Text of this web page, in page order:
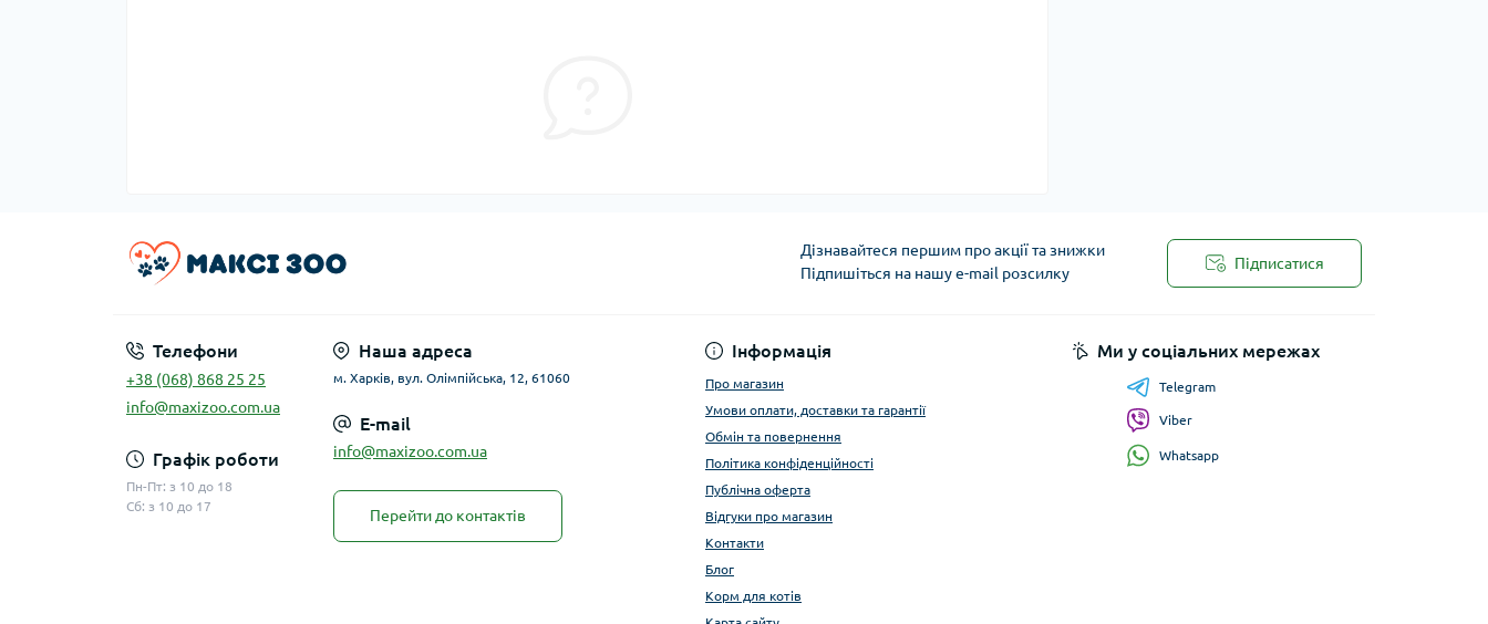
Дізнавайтеся першим про акції та знижки
Підпишіться на нашу e-mail розсилку
Підписатися
Телефони
+38 (068) 868 25 25
info@maxizoo.com.ua
Графік роботи
Пн-Пт: з 10 до 18
Сб: з 10 до 17
Наша адреса
м. Харків, вул. Олімпійська, 12, 61060
E-mail
info@maxizoo.com.ua
Перейти до контактів
Інформація
Про магазин
Умови оплати, доставки та гарантії
Обмін та повернення
Політика конфіденційності
Публічна оферта
Відгуки про магазин
Контакти
Блог
Корм для котів
Ми у соціальних мережах
Telegram
Viber
Whatsapp